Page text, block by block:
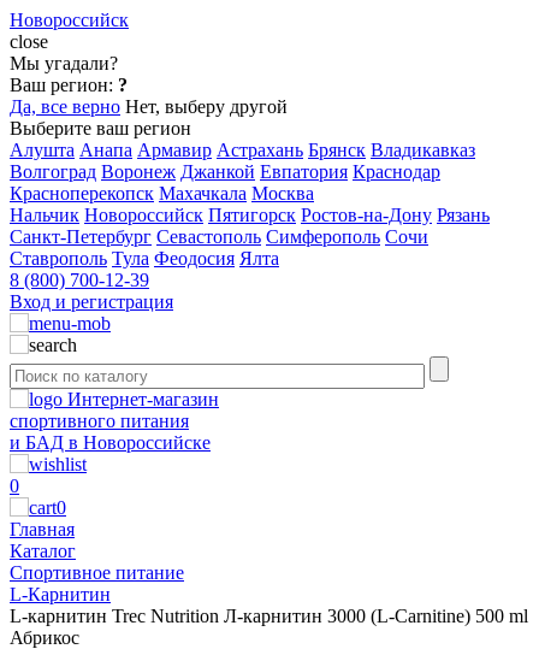
Новороссийск
close
Мы угадали?
Ваш регион: ?
Да, все верно Нет, выберу другой
Выберите ваш регион
Алушта Анапа Армавир Астрахань Брянск Владикавказ
Волгоград Воронеж Джанкой Евпатория Краснодар
Красноперекопск Махачкала Москва
Нальчик Новороссийск Пятигорск Ростов-на-Дону Рязань
Санкт-Петербург Севастополь Симферополь Сочи
Ставрополь Тула Феодосия Ялта
8 (800) 700-12-39
Вход и регистрация
Интернет-магазин
спортивного питания
и БАД в Новороссийске
0
0
Главная
Каталог
Спортивное питание
L-Карнитин
L-карнитин Trec Nutrition Л-карнитин 3000 (L-Carnitine) 500 ml
Абрикос